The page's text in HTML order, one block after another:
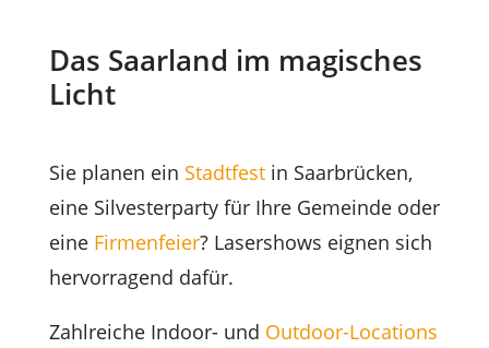
Das Saarland im magisches
Licht
Sie planen ein Stadtfestin Saarbrücken,
eine Silvesterparty für Ihre Gemeinde oder
eine Firmenfeier? Lasershows eignen sich
hervorragend dafür.
Zahlreiche Indoor- und Outdoor-Locations